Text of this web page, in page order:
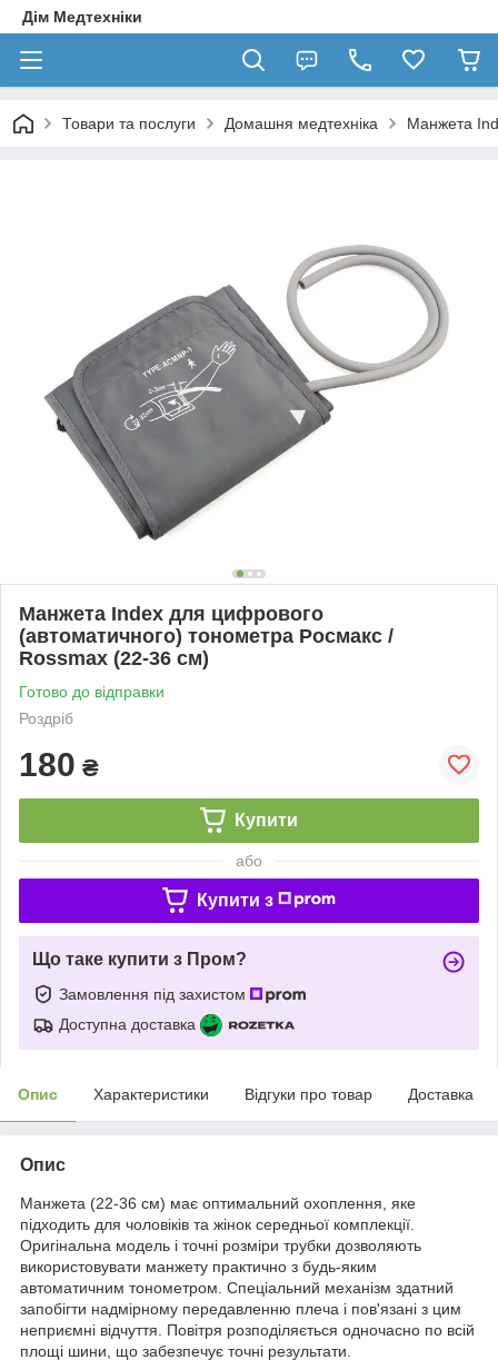
Дім Медтехніки
Товари та послуги Домашня медтехніка Манжета
Манжета Index для цифрового
(автоматичного) тонометра Росмакс /
Rossmax (22-36 см)
Готово до відправки
Роздріб
180 ₴
Купити
або
Купити з
Що таке купити з Пром?
Замовлення під захистом
Доступна доставка
Опис Характеристики Відгуки про товар Доставка
Опис
Манжета (22-36 см) має оптимальний охоплення, яке
підходить для чоловіків та жінок середньої комплекції.
Оригінальна модель і точні розміри трубки дозволяють
використовувати манжету практично з будь-яким
автоматичним тонометром. Спеціальний механізм здатний
запобігти надмірному передавленню плеча і пов'язані з цим
неприємні відчуття. Повітря розподіляється одночасно по всій
площі шини, що забезпечує точні результати.